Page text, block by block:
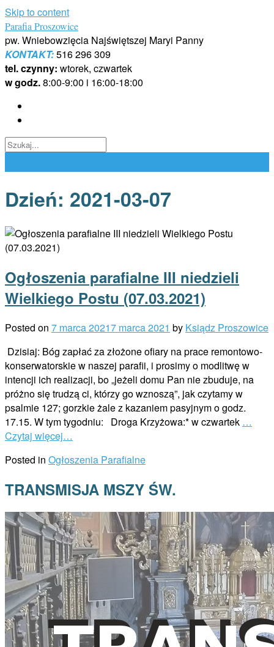
Skip to content
Parafia Proszowice
pw. Wniebowzięcia Najświętszej Maryi Panny
KONTAKT:516 296 309
tel. czynny: wtorek, czwartek
w godz.8:00-9:00 i 16:00-18:00
Dzień: 2021-03-07
Ogłoszenia parafialne III niedzieli
Wielkiego Postu (07.03.2021)
Posted on 7 marca 20217 marca 2021 by Ksiądz Proszowice
Dzisiaj: Bóg zapłać za złożone ofiary na prace remontowo-
konserwatorskie w naszej parafii, i prosimy o modlitwę w
intencji ich realizacji, bo „jeżeli domu Pan nie zbuduje, na
próżno się trudzą ci, którzy go wznoszą”, jak czytamy w
psalmie 127; gorzkie żale z kazaniem pasyjnym o godz.
17.15. W tym tygodniu: Droga Krzyżowa:* w czwartek …
Czytaj więcej…
Posted in Ogłoszenia Parafialne
TRANSMISJA MSZY ŚW.